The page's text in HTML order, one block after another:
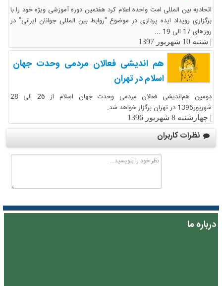
اتحادیه بین المللی امت واحده اعلام کرد هفتمین دوره آموزشی ویژه خود را با
برگزاری رویداد ایده پردازی در موضوع "روابط بین المللی جوانان ایرانی" در
روزهای 17 الی 19 ...
| شنبه 10 شهریور 1397
هم اندیشی فعالان مردمی وحدت جهان
اسلام در تهران
دومین هم‌اندیشی فعالان مردمی وحدت جهان اسلام از 26 الی 28
شهریور1396 در تهران برگزار خواهد شد.
| چهارشنبه 8 شهریور 1396
نظرات کاربران
درباره ما